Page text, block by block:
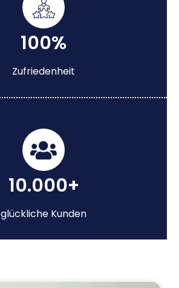
100%
Zufriedenheit
10.000+
glückliche Kunden